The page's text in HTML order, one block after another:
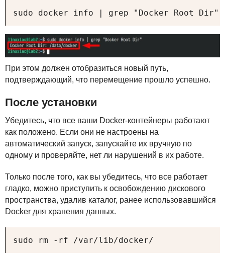
sudo docker info | grep "Docker Root Dir"
При этом должен отобразиться новый путь,
подтверждающий, что перемещение прошло успешно.
После установки
Убедитесь, что все ваши Docker-контейнеры работают
как положено. Если они не настроены на
автоматический запуск, запускайте их вручную по
одному и проверяйте, нет ли нарушений в их работе.
Только после того, как вы убедитесь, что все работает
гладко, можно приступить к освобождению дискового
пространства, удалив каталог, ранее использовавшийся
Docker для хранения данных.
sudo rm -rf /var/lib/docker/